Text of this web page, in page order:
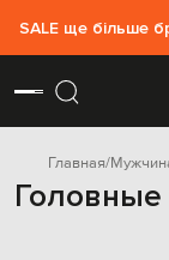
SALE ще більше
Главная